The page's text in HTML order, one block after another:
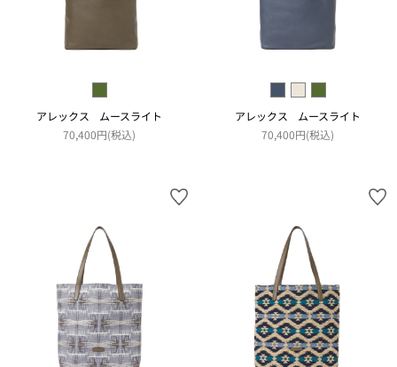
アレックス ムースライト
70,400円(税込)
アレックス ムースライト
70,400円(税込)